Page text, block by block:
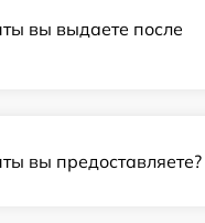
вы выдаете после
вы предоставляете?